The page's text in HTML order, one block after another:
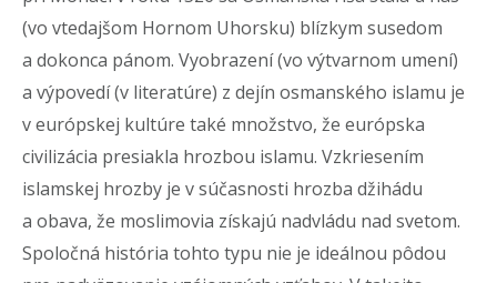
(vo vtedajšom Hornom Uhorsku) blízkym susedom
a dokonca pánom. Vyobrazení (vo výtvarnom umení)
a výpovedí (v literatúre) z dejín osmanského islamu je
v európskej kultúre také množstvo, že európska
civilizácia presiakla hrozbou islamu. Vzkriesením
islamskej hrozby je v súčasnosti hrozba džihádu
a obava, že moslimovia získajú nadvládu nad svetom.
Spoločná história tohto typu nie je ideálnou pôdou